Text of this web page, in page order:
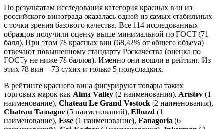
По результатам исследования категория красных вин из
российского винограда оказалась одной из самых стабильных
с точки зрения базового качества. Все 114 исследованных
образцов получили оценку выше минимальной по ГОСТ (71
балл). При этом 78 красных вин (68,42% от общего объема)
отвечают повышенному стандарту Роскачества (оценка по
ГОСТу не ниже 78 баллов). Именно они вошли в рейтинг. Из
этих 78 вин – 73 сухих и только 5 полусладких.
В рейтинге красного вина фигурируют товары таких
торговых марок как Alma Valley (2 наименования), Aristov (1
наименование), Chateau Le Grand Vostock (2 наименования),
Chateau Tamagne (5 наименований), Elbuzd (1
наименование), Esse (1 наименование), Fanagoria (6